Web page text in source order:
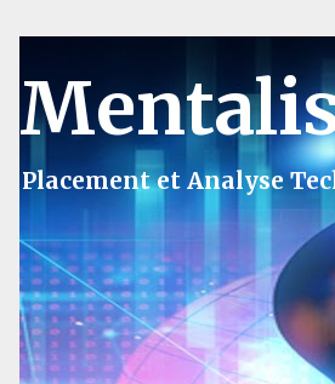
Placement et Analyse